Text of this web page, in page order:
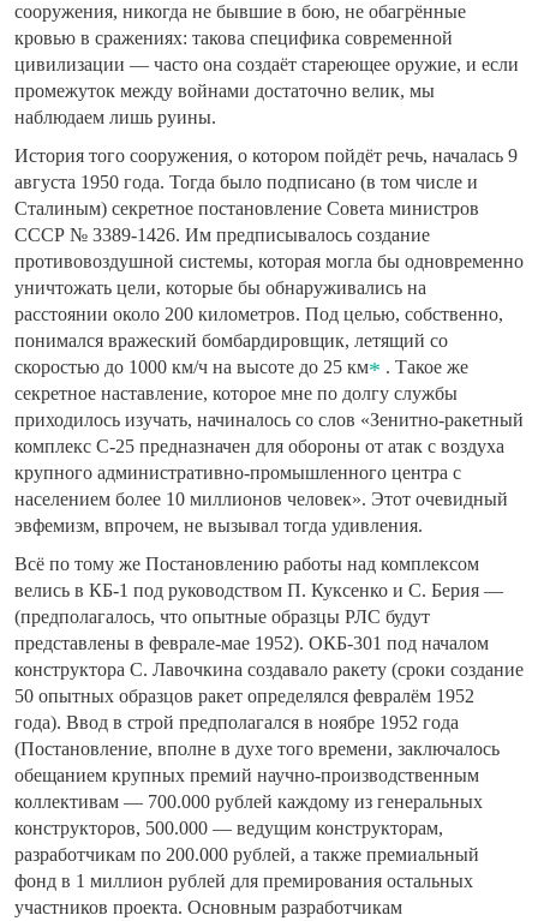
сооружения, никогда не бывшие в бою, не обагрённые
кровью в сражениях: такова специфика современной
цивилизации — часто она создаёт стареющее оружие, и если
промежуток между войнами достаточно велик, мы
наблюдаем лишь руины.
История того сооружения, о котором пойдёт речь, началась 9
августа 1950 года. Тогда было подписано (в том числе и
Сталиным) секретное постановление Совета министров
СССР № 3389-1426. Им предписывалось создание
противовоздушной системы, которая могла бы одновременно
уничтожать цели, которые бы обнаруживались на
расстоянии около 200 километров. Под целью, собственно,
понимался вражеский бомбардировщик, летящий со
скоростью до 1000 км/ч на высоте до 25 км
. Такое же
секретное наставление, которое мне по долгу службы
приходилось изучать, начиналось со слов «Зенитно-ракетный
комплекс С-25 предназначен для обороны от атак с воздуха
крупного административно-промышленного центра с
населением более 10 миллионов человек». Этот очевидный
эвфемизм, впрочем, не вызывал тогда удивления.
Всё по тому же Постановлению работы над комплексом
велись в КБ-1 под руководством П. Куксенко и С. Берия —
(предполагалось, что опытные образцы РЛС будут
представлены в феврале-мае 1952). ОКБ-301 под началом
конструктора С. Лавочкина создавало ракету (сроки создание
50 опытных образцов ракет определялся февралём 1952
года). Ввод в строй предполагался в ноябре 1952 года
(Постановление, вполне в духе того времени, заключалось
обещанием крупных премий научно-производственным
коллективам — 700.000 рублей каждому из генеральных
конструкторов, 500.000 — ведущим конструкторам,
разработчикам по 200.000 рублей, а также премиальный
фонд в 1 миллион рублей для премирования остальных
участников проекта. Основным разработчикам